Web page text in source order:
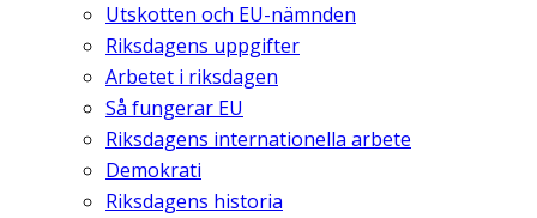
Utskotten och EU-nämnden
Riksdagens uppgifter
Arbetet i riksdagen
Så fungerar EU
Riksdagens internationella arbete
Demokrati
Riksdagens historia